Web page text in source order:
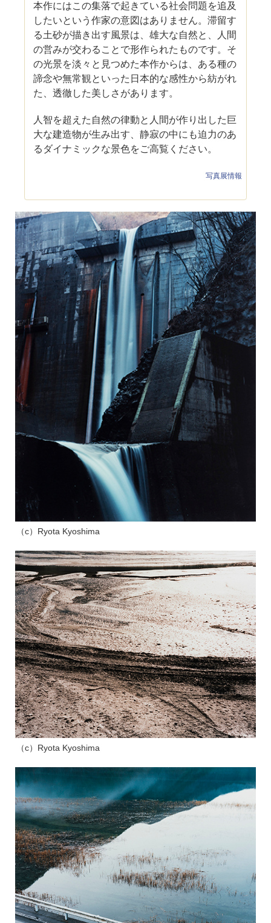
本作にはこの集落で起きている社会問題を追及
したいという作家の意図はありません。滞留す
る土砂が描き出す風景は、雄大な自然と、人間
の営みが交わることで形作られたものです。そ
の光景を淡々と見つめた本作からは、ある種の
諦念や無常観といった日本的な感性から紡がれ
た、透徹した美しさがあります。
人智を超えた自然の律動と人間が作り出した巨
大な建造物が生み出す、静寂の中にも迫力のあ
るダイナミックな景色をご高覧ください。
写真展情報
（c）Ryota Kyoshima
（c）Ryota Kyoshima